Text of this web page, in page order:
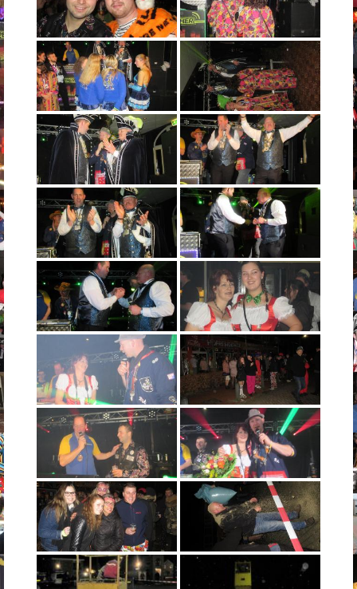
Foto’s Carnaval 2015-2016
Foto’s Carnaval 2016-2017
Foto`s Carnaval 2017-2018
Foto`s Carnaval 2018-2019
Contact